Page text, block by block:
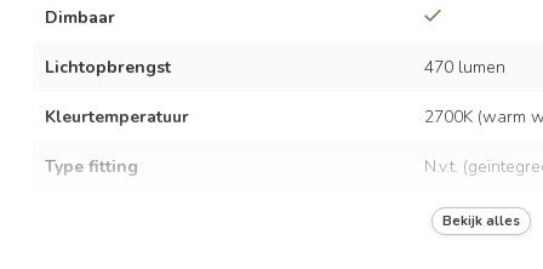
Dimbaar
Lichtopbrengst 470 lumen
Kleurtemperatuur 2700K (warm
Type fitting N.v.t.
7 watt
Bekijk alles